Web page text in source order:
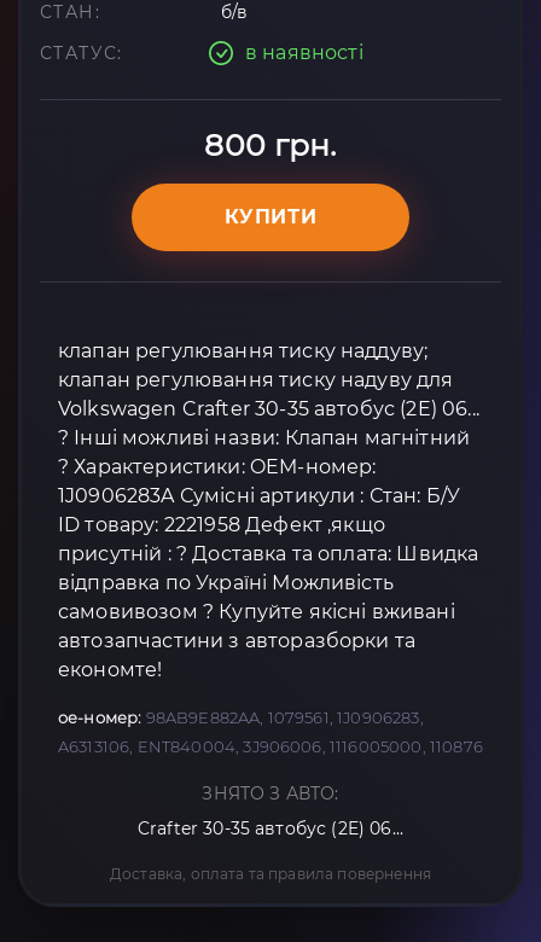
СТАН:
б/в
СТАТУС:
в наявності
800 грн.
КУПИТИ
клапан регулювання тиску наддуву;
клапан регулювання тиску надуву для
Volkswagen Crafter 30-35 автобус (2E) 06...
? Інші можливі назви: Клапан магнітний
? Характеристики: OEM-номер:
1J0906283A Сумісні артикули : Стан: Б/У
ID товару: 2221958 Дефект ,якщо
присутній : ? Доставка та оплата: Швидка
відправка по Україні Можливість
самовивозом ? Купуйте якісні вживані
автозапчастини з авторазборки та
економте!
oe-номер: 98AB9E882AA, 1079561, 1J0906283,
A6313106, ENT840004, 3J906006, 1116005000, 110876
ЗНЯТО З АВТО:
Crafter 30-35 автобус (2E) 06...
Доставка, оплата та правила повернення